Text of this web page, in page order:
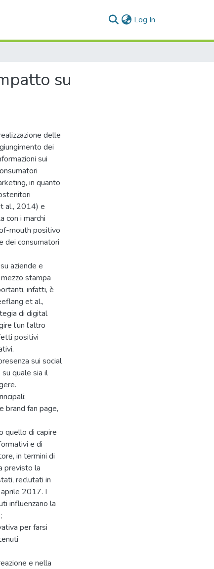
Log In
su
delle
dei
sui
in quanto
al., 2014) e
con i marchi
mouth positivo
dei consumatori
aziende e
stampa
infatti, è
et al.,
di digital
l’un l’altro
positivi
sui social
quale sia il
brand fan page,
quello di capire
e di
in termini di
previsto la
reclutati in
2017. I
influenzano la
per farsi
e nella